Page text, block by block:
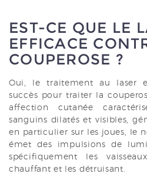
EST-CE QUE LE
EFFICACE
COUPEROSE ?
Oui, le traitement au laser
succès pour traiter la
affection cutanée
sanguins dilatés et visibles,
en particulier sur les joues, le
émet des impulsions de
spécifiquement les
chauffant et les détruisant.